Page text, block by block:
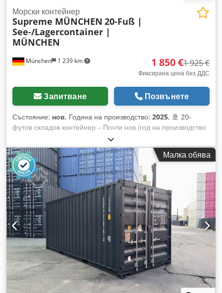
München 1 239 km
Морски контейнер
Supreme MÜNCHEN 20-Fuß |
See-/Lagercontainer |
MÜNCHEN
1 850 €1 925 €
Фиксирана цена без ДДС
Запитване Позвънете
Състояние: нов, Година на производство: 2025, 🚢 20-
футов складов контейнер – Почти нов (год на производство
2025/2026) – Наличен незабавно! Висококачествен морски
контейнер в почти ново състояние – идеален за складово
помещение, работилница, строителен контейнер или
професионален транспорт. ⭐ Вашите предимства с един
поглед 🆕 Година на производство 2025/2026 – почти нов 💪
Много стабилна стоманена конструкция (дебелина на
стените 2 мм) 🌧️ Ветро- и водоустойчив Dkodjg S Acrspfx
Agxjr 🔐 Сигурно заключване с 4-точкова заключваща рейка
🚚 С CSC плакет – подходящ за световен транспорт 🌬️
Вентилация против влага 🪵 Висококачествен дървен под
🛠️ Фасунги за мотокар в пода 📏 Размери и технически
данни 📐 Външни размери: 6.058 × 2.438 × 2.591 мм 📦
Вътрешни размери: 5.898 × 2.350 × 2.390 мм 🚪 Отвор на
вратата: 2.343 мм 🧱 Обем: около 33 м³ ⚖️ Собствено тегло:
около 2,25 т 🏋️ Натоварване: до 30 т Тези контейнери
Малка обява